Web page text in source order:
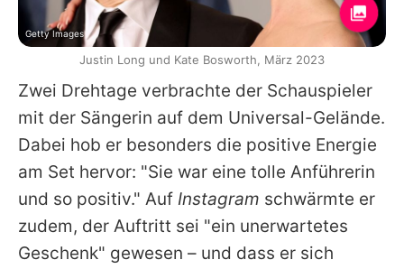
Zwei Drehtage verbrachte der Schauspieler
mit der Sängerin auf dem Universal-Gelände.
Dabei hob er besonders die positive Energie
am Set hervor: "Sie war eine tolle Anführerin
und so positiv." Auf Instagram schwärmte er
zudem, der Auftritt sei "ein unerwartetes
Geschenk" gewesen – und dass er sich
Getty Images
Justin Long und Kate Bosworth, März 2023